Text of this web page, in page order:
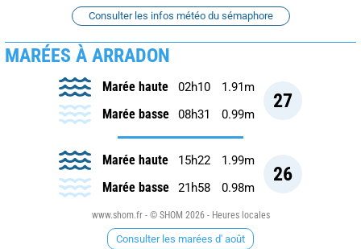
Consulter les infos météo du sémaphore
MARÉES À ARRADON
27
Marée haute 02h10 1.91m
Marée basse 08h31 0.99m
26
Marée haute 15h22 1.99m
Marée basse 21h58 0.98m
www.shom.fr - © SHOM 2026 - Heures locales
Consulter les marées d' août